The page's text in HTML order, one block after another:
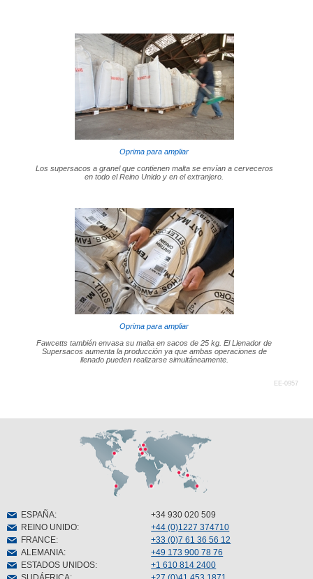
Oprima para ampliar
Los supersacos a granel que contienen malta se envían a cerveceros
en todo el Reino Unido y en el extranjero.
Oprima para ampliar
Fawcetts también envasa su malta en sacos de 25 kg. El Llenador de
Supersacos aumenta la producción ya que ambas operaciones de
llenado pueden realizarse simultáneamente.
EE-0957
ESPAÑA:
+34 930 020 509
REINO UNIDO:
+44 (0)1227 374710
FRANCE:
+33 (0)7 61 36 56 12
ALEMANIA:
+49 173 900 78 76
ESTADOS UNIDOS:
+1 610 814 2400